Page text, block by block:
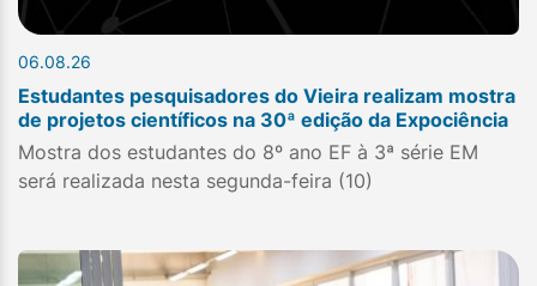
06.08.26
Estudantes pesquisadores do Vieira realizam mostra
de projetos científicos na 30ª edição da Expociência
Mostra dos estudantes do 8º ano EF à 3ª série EM
será realizada nesta segunda-feira (10)